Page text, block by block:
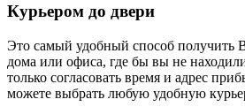
Курьером до двери
Это самый удобный способ получить
дома или офиса, где бы вы не
только согласовать время и адрес
можете выбрать любую удобную